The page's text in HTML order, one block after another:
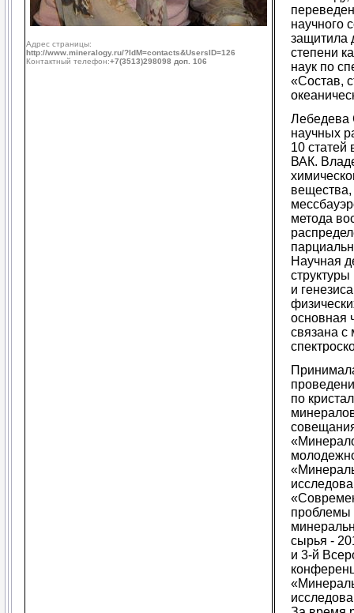
Адрес страницы:
http://www.mineralogy.ru/?IdM=contacts&UsersID=126
Контактный телефон:+7(3513)298098 доп. 106
научного
защитила
степени
наук по
«Состав,
Лебедева
научных
10 статей
ВАК.
вещества,
метода
Научная
и
основная
связана с
по
проблемы
сырья -
и 3-й